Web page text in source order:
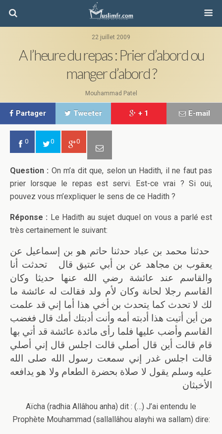
22 juillet 2009
A l’heure du repas : Prier d’abord ou
manger d’abord ?
Mouhammad Patel
Partager Tweeter + 1 E-mail
0 0 0
Question : On m’a dit que, selon un Hadith, il ne faut pas
prier lorsque le repas est servi. Est-ce vrai ? Si oui,
pouvez vous m’expliquer le sens de ce Hadith ?
Réponse : Le Hadith au sujet duquel on vous a parlé est
très certainement le suivant:
حدثنا محمد بن عباد حدثنا حاتم هو بن إسماعيل عن
يعقوب بن مجاهد عن بن أبي عتيق قال تحدثت أنا
والقاسم عند عائشة رضي الله عنها حديثا وكان
القاسم رجلا لحانة وكان لأم ولد فقالت له عائشة ما
لك لا تحدث كما يتحدث بن أخي هذا أما إني قد علمت
من أين أتيت هذا أدبته أمه وأنت أدبتك أمك قال فغضب
القاسم وأضب عليها فلما رأى مائدة عائشة قد أتي بها
قام قالت أين قال أصلي قالت اجلس قال إني أصلي
قالت اجلس غدر إني سمعت رسول الله صلى الله
عليه وسلم يقول لا صلاة بحضرة الطعام ولا هو يدافعه
الأخبثان
Aïcha (radhia Allâhou anha) dit : (…) J’ai entendu le
Prophète Mouhammad (sallallâhou alayhi wa sallam) dire: